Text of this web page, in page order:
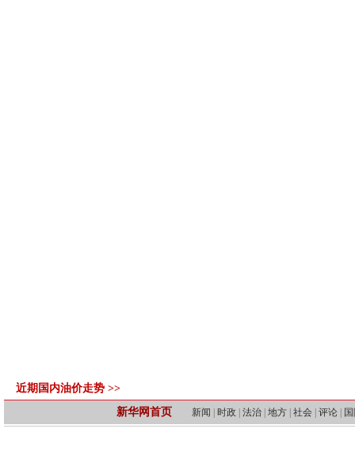
近期国内油价走势 >>